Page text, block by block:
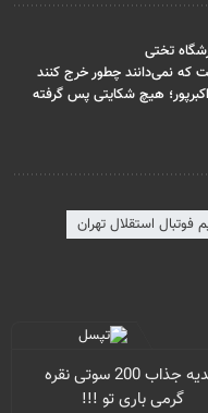
تختی
که نمی‌دانند چطور خرج کنند
هیچ شکایتی پس گرفته
فوتبال استقلال تهران
هدیه جذاب 200 سوتی نقره
گرمی باری تو !!!